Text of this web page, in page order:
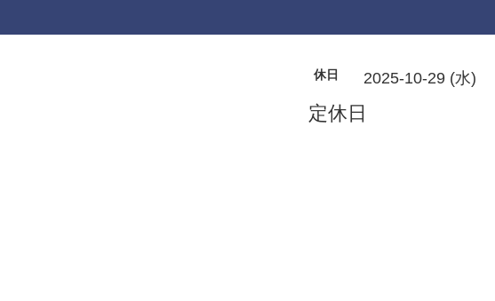
休日 2025-10-29 (水)
定休日